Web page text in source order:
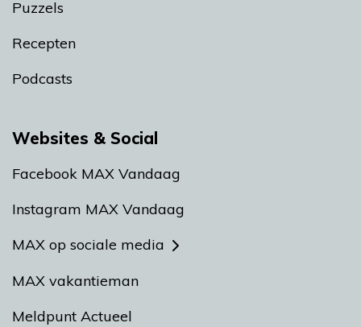
Puzzels
Recepten
Podcasts
Websites & Social
Facebook MAX Vandaag
Instagram MAX Vandaag
MAX op sociale media
MAX vakantieman
Meldpunt Actueel